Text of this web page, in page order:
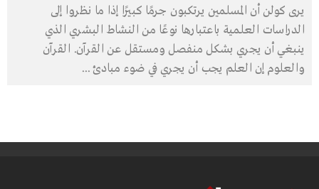
يرى كولن أن المسلمين يرتكبون جرمًا كبيرًا إذا ما نظروا إلى
الدراسات العلمية باعتبارها نوعًا من النشاط البشري الذي
ينبغي أن يجري بشكل منفصل ومستقل عن القرآن. القرآن
والعلوم إن العلم يجب أن يجري في ضوء مبادئ...